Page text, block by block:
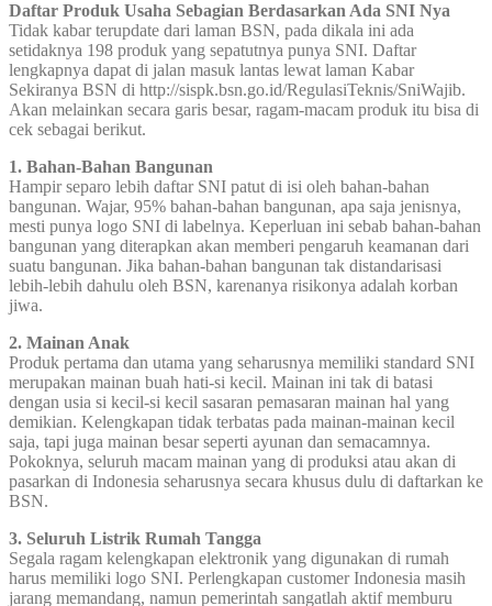
Daftar Produk Usaha Sebagian Berdasarkan Ada SNI Nya
Tidak kabar terupdate dari laman BSN, pada dikala ini ada
setidaknya 198 produk yang sepatutnya punya SNI. Daftar
lengkapnya dapat di jalan masuk lantas lewat laman Kabar
Sekiranya BSN di http://sispk.bsn.go.id/RegulasiTeknis/SniWajib.
Akan melainkan secara garis besar, ragam-macam produk itu bisa di
cek sebagai berikut.
1. Bahan-Bahan Bangunan
Hampir separo lebih daftar SNI patut di isi oleh bahan-bahan
bangunan. Wajar, 95% bahan-bahan bangunan, apa saja jenisnya,
mesti punya logo SNI di labelnya. Keperluan ini sebab bahan-bahan
bangunan yang diterapkan akan memberi pengaruh keamanan dari
suatu bangunan. Jika bahan-bahan bangunan tak distandarisasi
lebih-lebih dahulu oleh BSN, karenanya risikonya adalah korban
jiwa.
2. Mainan Anak
Produk pertama dan utama yang seharusnya memiliki standard SNI
merupakan mainan buah hati-si kecil. Mainan ini tak di batasi
dengan usia si kecil-si kecil sasaran pemasaran mainan hal yang
demikian. Kelengkapan tidak terbatas pada mainan-mainan kecil
saja, tapi juga mainan besar seperti ayunan dan semacamnya.
Pokoknya, seluruh macam mainan yang di produksi atau akan di
pasarkan di Indonesia seharusnya secara khusus dulu di daftarkan ke
BSN.
3. Seluruh Listrik Rumah Tangga
Segala ragam kelengkapan elektronik yang digunakan di rumah
harus memiliki logo SNI. Perlengkapan customer Indonesia masih
jarang memandang, namun pemerintah sangatlah aktif memburu